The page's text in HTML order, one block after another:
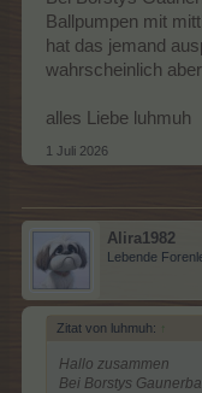
Ballpumpen mit
hat das jemand
wahrscheinlich
alles Liebe luhmuh
1 Juli 2026
Alira1982
Lebende
Zitat von luhmuh: ↑
Hallo zusammen
Bei Borstys